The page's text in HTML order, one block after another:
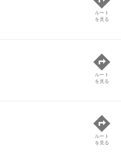
ルート
を見る
ルート
を見る
ルート
を見る